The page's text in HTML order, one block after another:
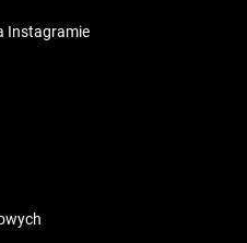
Instagramie